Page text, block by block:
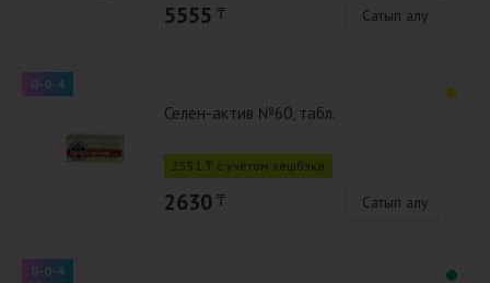
5555 ₸ Сатып алу
0-0-4
Селен-актив №60, табл.
2551 ₸ с учётом кешбэка
2630 ₸ Сатып алу
0-0-4